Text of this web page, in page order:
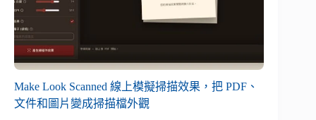
Make Look Scanned 線上模擬掃描效果，把 PDF、
文件和圖片變成掃描檔外觀